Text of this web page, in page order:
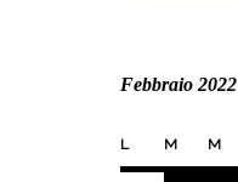
Febbraio 2022
L M M